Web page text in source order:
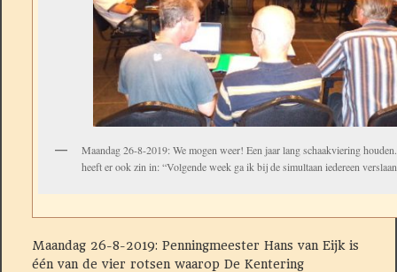
Maandag 26-8-2019: We mogen weer! Een jaar lang schaakviering
heeft er ook zin in: “Volgende week ga ik bij de simultaan iedereen
Maandag 26-8-2019: Penningmeester Hans van Eijk is
één van de vier rotsen waarop De Kentering